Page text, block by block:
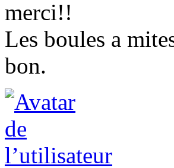
merci!!
Les boules a
bon.